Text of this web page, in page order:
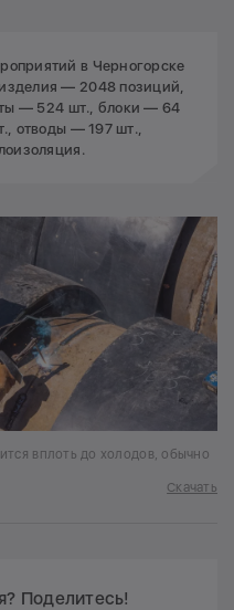
в Черногорске
— 2048 позиций,
— 524 шт., блоки — 64
отводы — 197 шт.,
вплоть до холодов, обычно
Скачать
Поделитесь!